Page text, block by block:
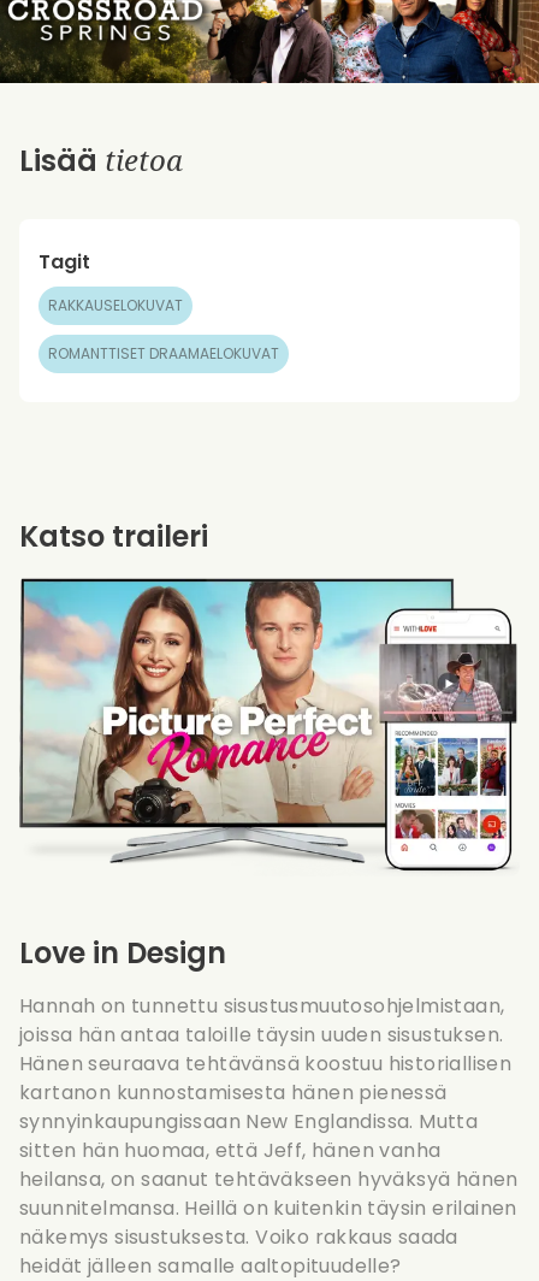
Lisää tietoa
Tagit
RAKKAUSELOKUVAT
ROMANTTISET DRAAMAELOKUVAT
Love in Design
Hannah on tunnettu sisustusmuutosohjelmistaan,
joissa hän antaa taloille täysin uuden sisustuksen.
Hänen seuraava tehtävänsä koostuu historiallisen
kartanon kunnostamisesta hänen pienessä
synnyinkaupungissaan New Englandissa. Mutta
sitten hän huomaa, että Jeff, hänen vanha
heilansa, on saanut tehtäväkseen hyväksyä hänen
suunnitelmansa. Heillä on kuitenkin täysin erilainen
näkemys sisustuksesta. Voiko rakkaus saada
heidät jälleen samalle aaltopituudelle?
Katso traileri